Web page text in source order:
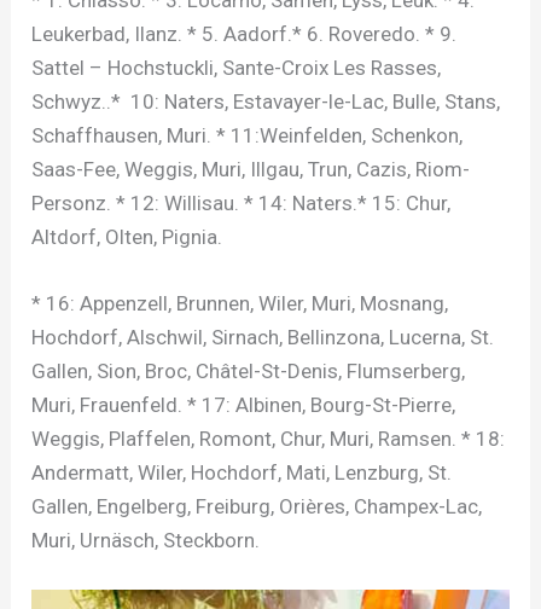
Leukerbad, Ilanz. * 5. Aadorf.* 6. Roveredo. * 9.
Sattel – Hochstuckli, Sante-Croix Les Rasses,
Schwyz..* 10: Naters, Estavayer-le-Lac, Bulle, Stans,
Schaffhausen, Muri. * 11:Weinfelden, Schenkon,
Saas-Fee, Weggis, Muri, Illgau, Trun, Cazis, Riom-
Personz. * 12: Willisau. * 14: Naters.* 15: Chur,
Altdorf, Olten, Pignia.
* 16: Appenzell, Brunnen, Wiler, Muri, Mosnang,
Hochdorf, Alschwil, Sirnach, Bellinzona, Lucerna, St.
Gallen, Sion, Broc, Châtel-St-Denis, Flumserberg,
Muri, Frauenfeld. * 17: Albinen, Bourg-St-Pierre,
Weggis, Plaffelen, Romont, Chur, Muri, Ramsen. * 18:
Andermatt, Wiler, Hochdorf, Mati, Lenzburg, St.
Gallen, Engelberg, Freiburg, Orières, Champex-Lac,
Muri, Urnäsch, Steckborn.